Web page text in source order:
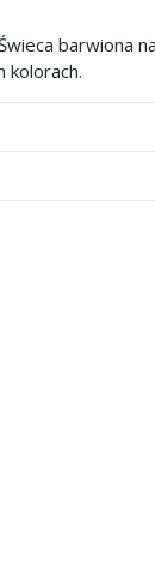
barwiona
kolorach.